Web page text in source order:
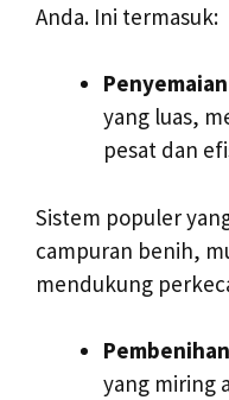
Anda. Ini termasuk:
yang luas,
pesat dan
Sistem populer
campuran benih,
mendukung
yang miring